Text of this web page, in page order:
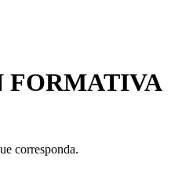
FORMATIVA
corresponda.